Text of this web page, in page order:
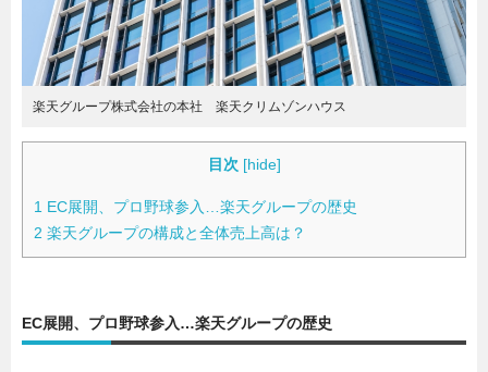
楽天グループ株式会社の本社 楽天クリムゾンハウス
目次 [hide]
1 EC展開、プロ野球参入…楽天グループの歴史
2 楽天グループの構成と全体売上高は？
EC展開、プロ野球参入…楽天グループの歴史